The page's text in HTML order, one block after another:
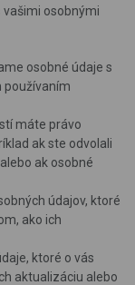
osobnými
osobné údaje s
používaním
máte právo
ak ste odvolali
ak osobné
údajov, ktoré
ako ich
ktoré o vás
aktualizáciu alebo